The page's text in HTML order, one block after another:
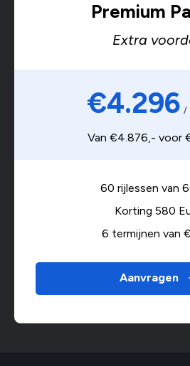
Premium
Extra
€4.296 /
Van €4.876,- voor
60 rijlessen van
Korting 580
6 termijnen van
Aanvragen